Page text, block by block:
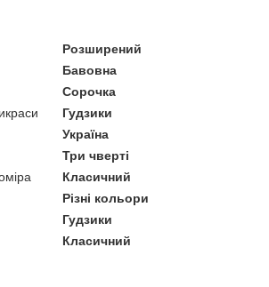
Розширений
Бавовна
Сорочка
Гудзики
Україна
Три чверті
Класичний
Різні кольори
Гудзики
Класичний